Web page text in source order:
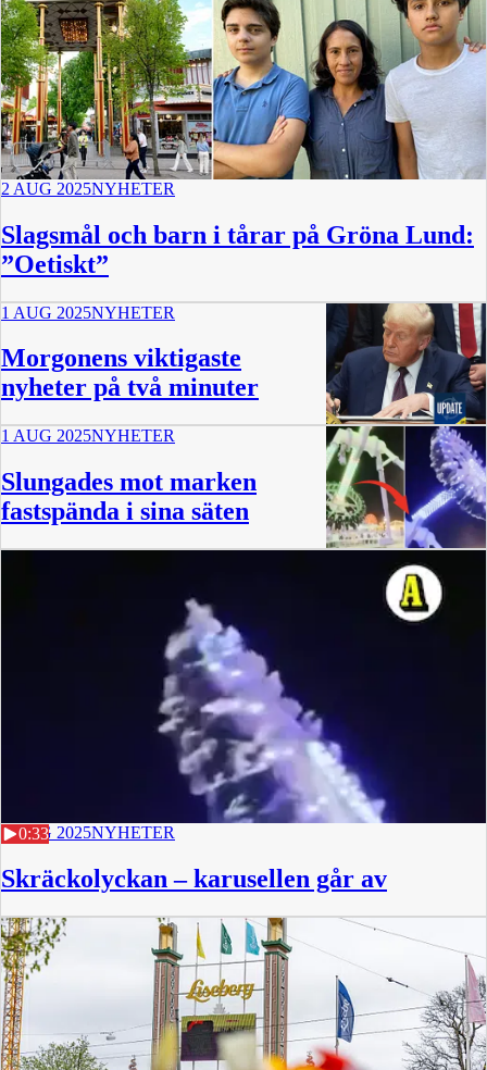
2 AUG 2025NYHETER
Slagsmål och barn i tårar på Gröna Lund:
”Oetiskt”
1 AUG 2025NYHETER
Morgonens viktigaste
nyheter på två minuter
2:08
1 AUG 2025NYHETER
Slungades mot marken
fastspända i sina säten
0:33
1 AUG 2025NYHETER
Skräckolyckan – karusellen går av